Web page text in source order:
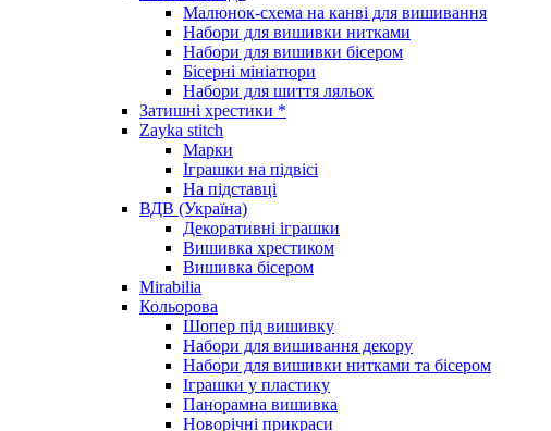
Малюнок-схема на канві для вишивання
Набори для вишивки нитками
Набори для вишивки бісером
Бісерні мініатюри
Набори для шиття ляльок
Затишні хрестики *
Zayka stitch
Марки
Іграшки на підвісі
На підставці
ВДВ (Україна)
Декоративні іграшки
Вишивка хрестиком
Вишивка бісером
Mirabilia
Кольорова
Шопер під вишивку
Набори для вишивання декору
Набори для вишивки нитками та бісером
Іграшки у пластику
Панорамна вишивка
Новорічні прикраси